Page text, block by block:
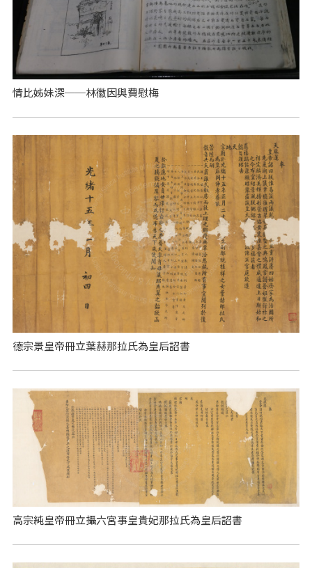
情比姊妹深──林徽因與費慰梅
德宗景皇帝冊立葉赫那拉氏為皇后詔書
高宗純皇帝冊立攝六宮事皇貴妃那拉氏為皇后詔書